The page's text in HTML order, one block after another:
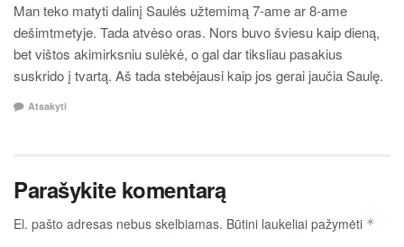
Man teko matyti dalinį Saulės užtemimą 7-ame ar 8-ame
dešimtmetyje. Tada atvėso oras. Nors buvo šviesu kaip dieną,
bet vištos akimirksniu sulėkė, o gal dar tiksliau pasakius
suskrido į tvartą. Aš tada stebėjausi kaip jos gerai jaučia Saulę.
Atsakyti
Parašykite komentarą
El. pašto adresas nebus skelbiamas. Būtini laukeliai pažymėti *